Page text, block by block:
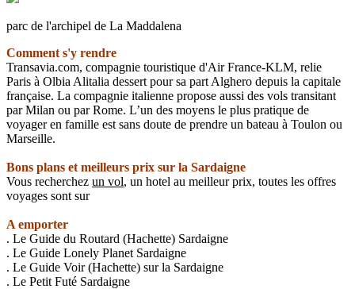
parc de l'archipel de La Maddalena
Comment s'y rendre
Transavia.com, compagnie touristique d'Air France-KLM, relie
Paris à Olbia Alitalia dessert pour sa part Alghero depuis la capitale
française. La compagnie italienne propose aussi des vols transitant
par Milan ou par Rome. L’un des moyens le plus pratique de
voyager en famille est sans doute de prendre un bateau à Toulon ou
Marseille.
Bons plans et meilleurs prix sur la Sardaigne
Vous recherchez un vol, un hotel au meilleur prix, toutes les offres
voyages sont sur
A emporter
. Le Guide du Routard (Hachette) Sardaigne
. Le Guide Lonely Planet Sardaigne
. Le Guide Voir (Hachette) sur la Sardaigne
. Le Petit Futé Sardaigne